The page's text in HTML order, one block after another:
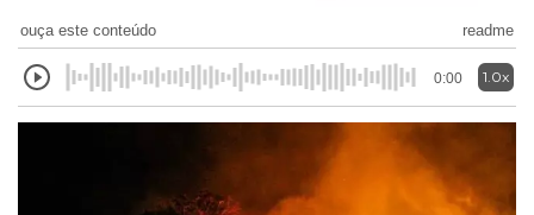
ouça este conteúdo readme
0:00 1.0x